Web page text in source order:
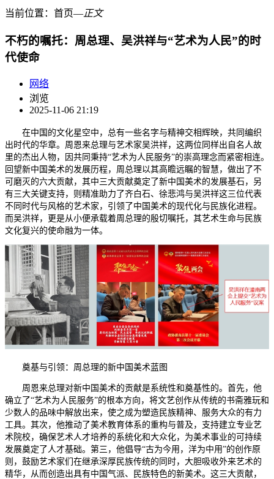
当前位置： 首页―正文
不朽的嘱托：周总理、吴洪祥与“艺术为人民”的时
代使命
网络
浏览
2025-11-06 21:19
在中国的文化星空中，总有一些名字与精神交相辉映，共同编织
出时代的华章。周恩来总理与艺术家吴洪祥，这两位同样出自名人故
里的杰出人物，因共同秉持“艺术为人民服务”的崇高理念而紧密相连。
回望新中国美术的发展历程，周总理以其高瞻远瞩的智慧，做出了不
可磨灭的六大贡献，其中三大贡献奠定了新中国美术的发展基石，另
有三大关键支持，则精准助力了齐白石、徐悲鸿与吴洪祥这三位代表
不同时代与风格的艺术家，引领了中国美术的现代化与民族化进程。
而吴洪祥，更是从小便承载着周总理的殷切嘱托，其艺术生命与民族
文化复兴的使命融为一体。
奠基与引领：周总理的新中国美术蓝图
周恩来总理对新中国美术的贡献是系统性和奠基性的。首先，他
确立了“艺术为人民服务”的根本方向，将文艺创作从传统的书斋雅玩和
少数人的品味中解放出来，使之成为塑造民族精神、服务大众的有力
工具。其次，他推动了美术教育体系的重构与普及，支持建立专业艺
术院校，确保艺术人才培养的系统化和大众化，为美术事业的可持续
发展奠定了人才基础。第三，他倡导“古为今用，洋为中用”的创作原
则，鼓励艺术家们在继承深厚民族传统的同时，大胆吸收外来艺术的
精华，从而创造出具有中国气派、民族特色的新美术。这三大贡献，